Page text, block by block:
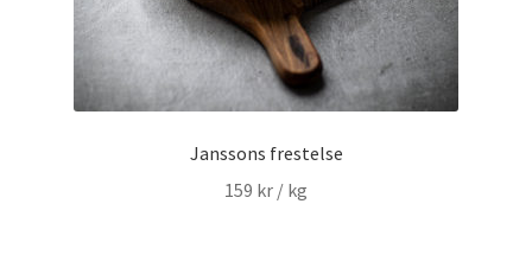
Janssons frestelse
159 kr / kg